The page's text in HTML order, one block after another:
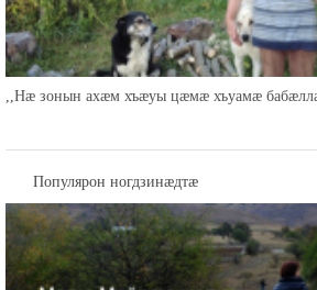
,,Нæ зонын ахæм хъæуы цæмæ хъуамæ
Популярон ногдзинæдтæ